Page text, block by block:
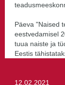
12.02.2021
Päeva "Naised
eestvedamisel
tuua naiste ja
Eestis